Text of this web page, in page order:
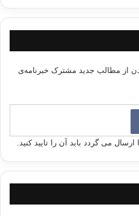
از مطالب جدید مشترک خبرنامه‌ی
می گردد باید آن را تایید کنید.